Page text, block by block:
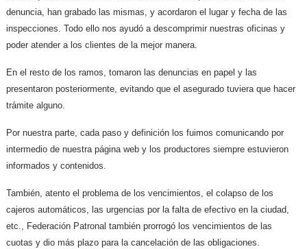
denuncia, han grabado las mismas, y acordaron el lugar y fecha de las
inspecciones. Todo ello nos ayudó a descomprimir nuestras oficinas y
poder atender a los clientes de la mejor manera.
En el resto de los ramos, tomaron las denuncias en papel y las
presentaron posteriormente, evitando que el asegurado tuviera que hacer
trámite alguno.
Por nuestra parte, cada paso y definición los fuimos comunicando por
intermedio de nuestra página web y los productores siempre estuvieron
informados y contenidos.
También, atento el problema de los vencimientos, el colapso de los
cajeros automáticos, las urgencias por la falta de efectivo en la ciudad,
etc., Federación Patronal también prorrogó los vencimientos de las
cuotas y dio más plazo para la cancelación de las obligaciones.